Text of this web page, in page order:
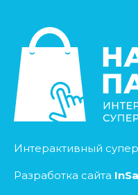
Интерактивный
Разработка сайта